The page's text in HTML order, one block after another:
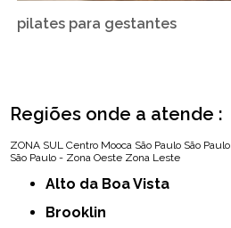
pilates para gestantes
Regiões onde a atende :
ZONA SUL Centro Mooca São Paulo São Paulo
São Paulo - Zona Oeste Zona Leste
Alto da Boa Vista
Brooklin